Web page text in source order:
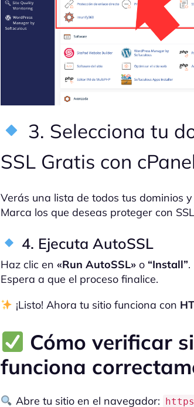
3. Selecciona tu
SSL Gratis con
Verás una lista de todos tus dominios
Marca los que deseas proteger con
4. Ejecuta AutoSSL
Haz clic en«Run AutoSSL» o “Install”.
Espera a que el proceso finalice.
¡Listo! Ahora tu sitio funciona con
Cómo verificar
funciona
Abre tu sitio en el navegador: